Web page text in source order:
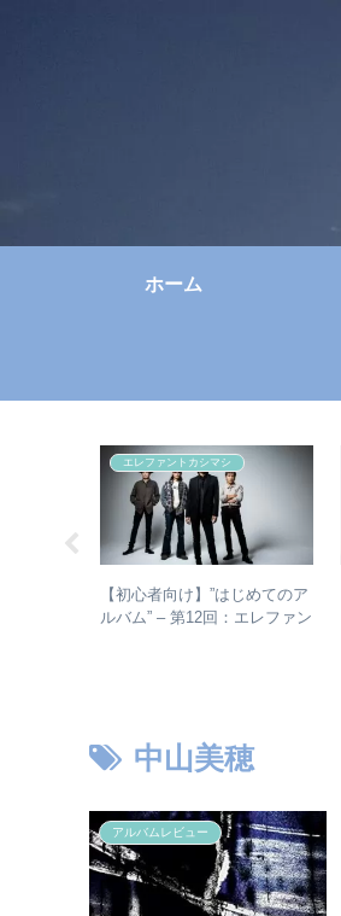
ホーム
エレファントカシマシ
【初心者向け】”はじめてのア
ルバム” – 第12回：エレファン
中山美穂
アルバムレビュー